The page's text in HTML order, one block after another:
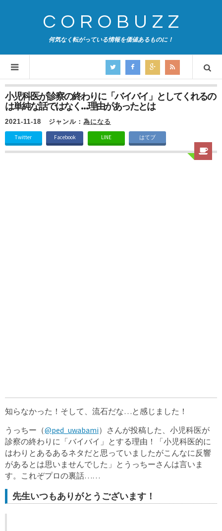
COROBUZZ
何気なく転がっている情報を価値あるものに！
小児科医が診察の終わりに「バイバイ」としてくれるの
は単純な話ではなく…理由があったとは
2021-11-18 ジャンル： 為になる
Twitter Facebook LINE はてブ
知らなかった！そして、流石だな…と感じました！
うっちー（@ped_uwabami）さんが投稿した、小児科医が
診察の終わりに「バイバイ」とする理由！「小児科医的に
はわりとあるあるネタだと思っていましたがこんなに反響
があるとは思いませんでした」とうっちーさんは言いま
す。これぞプロの裏話……
先生いつもありがとうございます！